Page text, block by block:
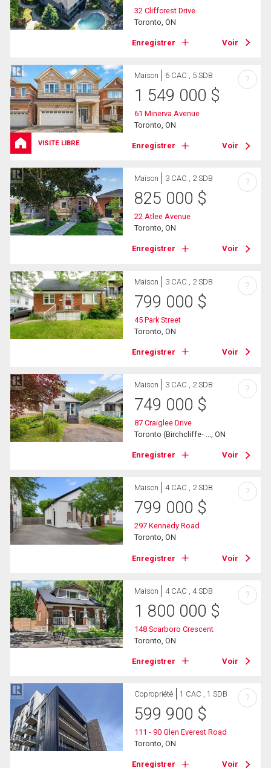
32 Cliffcrest Drive
Toronto, ON
Enregistrer Voir
VISITE LIBRE
Maison 6 CAC , 5 SDB
1 549 000 $
61 Minerva Avenue
Toronto, ON
Enregistrer Voir
?
Maison 3 CAC , 2 SDB
825 000 $
22 Atlee Avenue
Toronto, ON
Enregistrer Voir
?
Maison 3 CAC , 2 SDB
799 000 $
45 Park Street
Toronto, ON
Enregistrer Voir
?
Maison 3 CAC , 2 SDB
749 000 $
87 Craiglee Drive
Toronto (Birchcliffe- ..., ON
Enregistrer Voir
?
Maison 4 CAC , 2 SDB
799 000 $
297 Kennedy Road
Toronto, ON
Enregistrer Voir
?
Maison 4 CAC , 4 SDB
1 800 000 $
148 Scarboro Crescent
Toronto, ON
Enregistrer Voir
?
Copropriété 1 CAC , 1 SDB
599 900 $
111 - 90 Glen Everest Road
Toronto, ON
Enregistrer Voir
?